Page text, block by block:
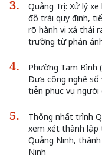
Quảng Trị: Xử lý
đỗ trái quy định,
rõ hành vi xả thải
trường từ phản
Phường Tam Bình
Đưa công nghệ số
tiễn phục vụ người
Thống nhất trình
xem xét thành lập
Quảng Ninh,
Ninh